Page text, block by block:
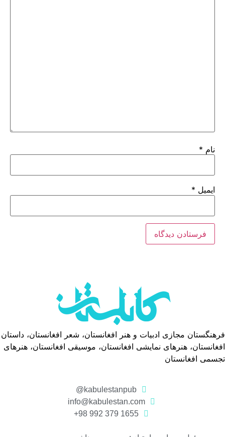
نام *
ایمیل *
فرهنگستان مجازی ادبیات و هنر افغانستان، شعر افغانستان، داستان
افغانستان، هنرهای نمایشی افغانستان، موسیقی افغانستان، هنرهای
تجسمی افغانستان
kabulestanpub@
info@kabulestan.com
1655 379 992 98+